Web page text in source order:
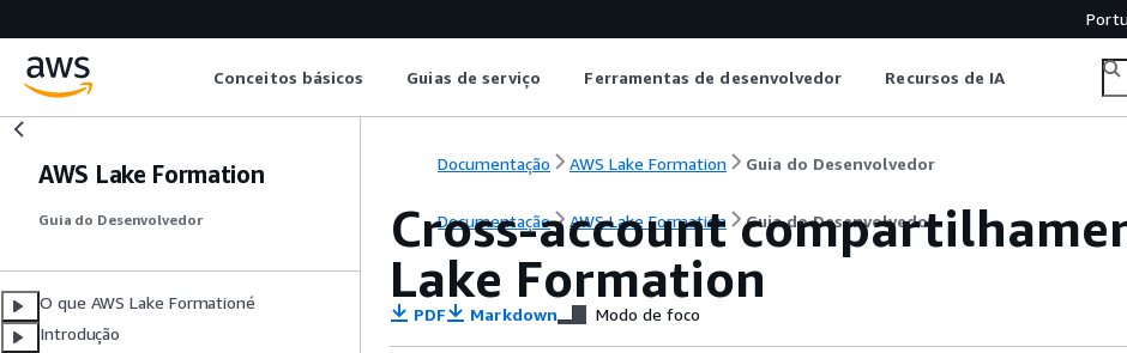
Conceitos básicos Guias de serviço Ferramentas de desenvolvedor Recursos de IA
AWS Lake Formation
Guia do Desenvolvedor
O que AWS Lake Formationé
Introdução
Documentação AWS Lake Formation Guia do Desenvolvedor
Documentação AWS Lake Formation Guia do Desenvolvedor
Cross-account
Lake Formation
PDF Markdown Modo de foco